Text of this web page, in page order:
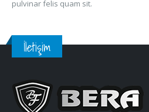
pulvinar felis quam sit.
İletişim